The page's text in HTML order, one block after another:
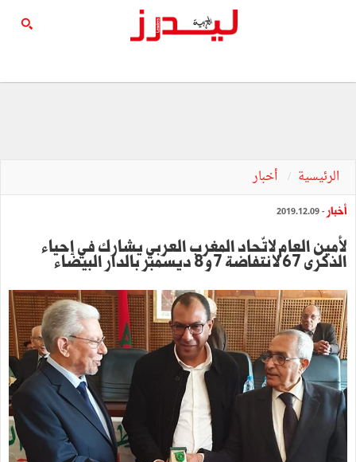
الرئيسية أخبار
أخبار - 2019.12.09
لأمين العام لاتّحاد المغرب العربي يشارك في إحياء
الذكرى 67 لانتفاضة 7و 8 ديسمبر بالدار البيضاء